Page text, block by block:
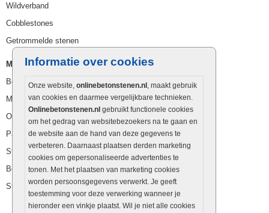
Informatie over cookies
Onze website, onlinebetonstenen.nl , maakt gebruik
van cookies en daarmee vergelijkbare technieken.
Onlinebetonstenen.nl gebruikt functionele cookies
om het gedrag van websitebezoekers na te gaan en
de website aan de hand van deze gegevens te
verbeteren. Daarnaast plaatsen derden marketing
cookies om gepersonaliseerde advertenties te
tonen. Met het plaatsen van marketing cookies
worden persoonsgegevens verwerkt. Je geeft
toestemming voor deze verwerking wanneer je
hieronder een vinkje plaatst. Wil je niet alle cookies
Wildverband
Cobblestones
Getrommelde stenen
Muurelementen
Betonbielzen
Muurstenen
Opsluitbanden
Palissaden
Stapelblokken
Betonblokken
Stapelstenen